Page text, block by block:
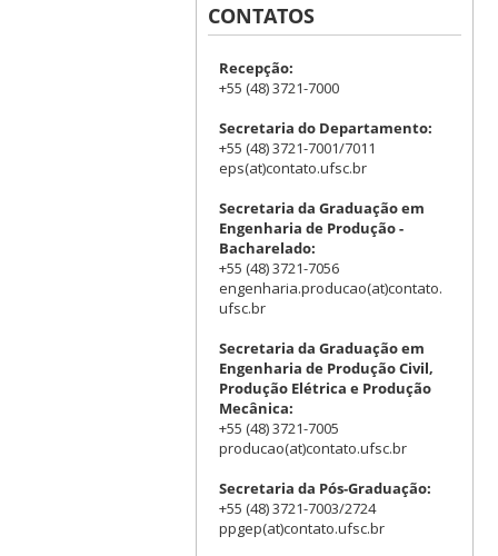
CONTATOS
Recepção:
+55 (48) 3721-7000
Secretaria do Departamento:
+55 (48) 3721-7001/7011
eps(at)contato.ufsc.br
Secretaria da Graduação em
Engenharia de Produção -
Bacharelado:
+55 (48) 3721-7056
engenharia.producao(at)contato.
ufsc.br
Secretaria da Graduação em
Engenharia de Produção Civil,
Produção Elétrica e Produção
Mecânica:
+55 (48) 3721-7005
producao(at)contato.ufsc.br
Secretaria da Pós-Graduação:
+55 (48) 3721-7003/2724
ppgep(at)contato.ufsc.br